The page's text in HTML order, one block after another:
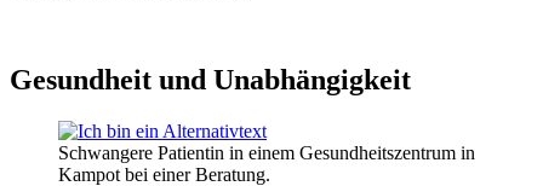
Gesundheit und Unabhängigkeit
Schwangere Patientin in einem Gesundheitszentrum in
Kampot bei einer Beratung.